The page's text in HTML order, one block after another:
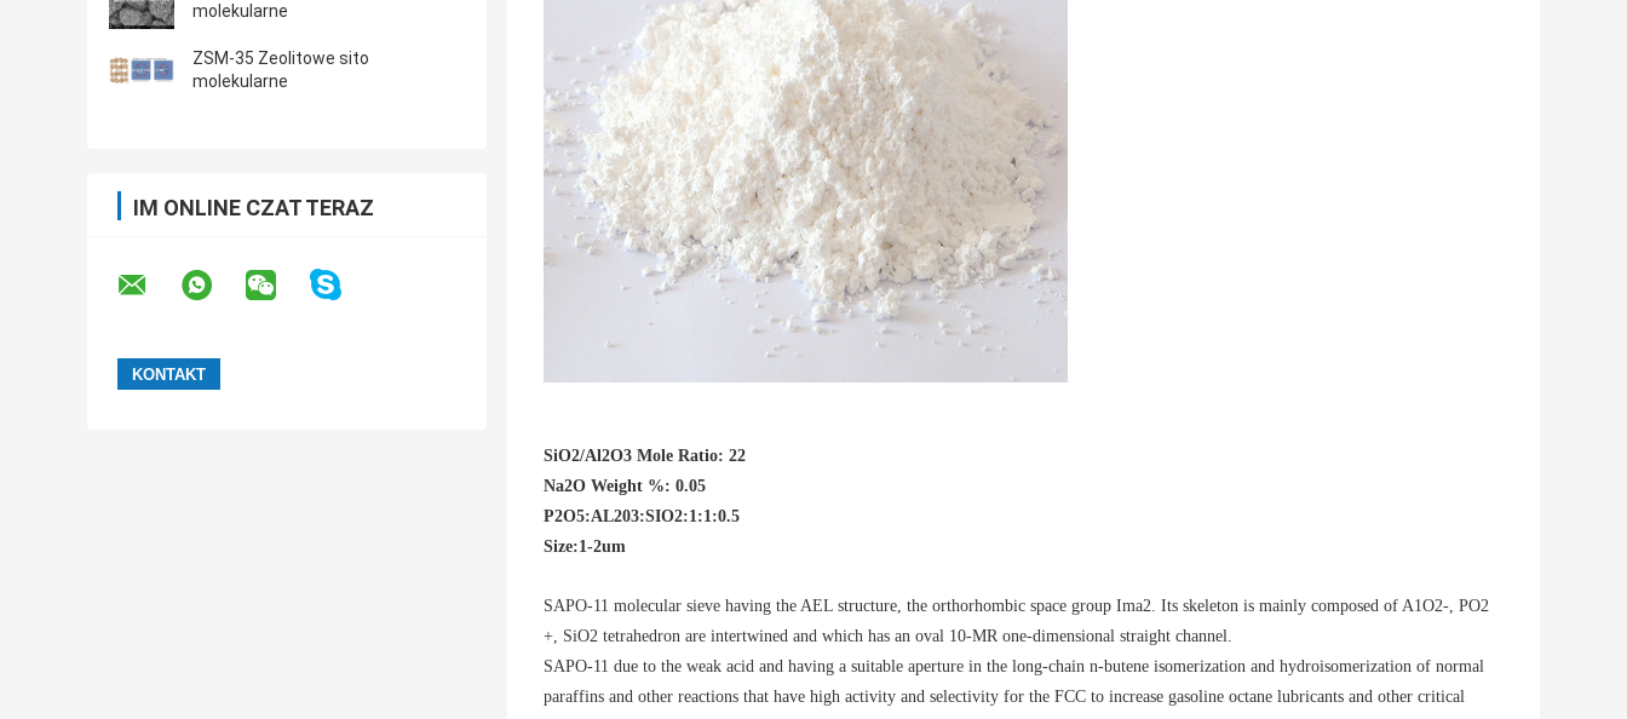
molekularne
ZSM-35 Zeolitowe sito
molekularne
IM ONLINE CZAT TERAZ
SiO2/Al2O3 Mole Ratio: 22
Na2O Weight %: 0.05
P2O5:AL203:SIO2:1:1:0.5
Size:1-2um
SAPO-11 molecular sieve having the AEL structure, the orthorhombic space group Ima2. Its skeleton is mainly composed of A1O2-, PO2
+, SiO2 tetrahedron are intertwined and which has an oval 10-MR one-dimensional straight channel.
SAPO-11 due to the weak acid and having a suitable aperture in the long-chain n-butene isomerization and hydroisomerization of normal
paraffins and other reactions that have high activity and selectivity for the FCC to increase gasoline octane lubricants and other critical